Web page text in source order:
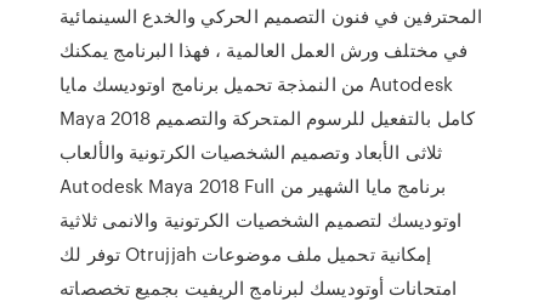
المحترفين في فنون التصميم الحركي والخدع السينمائية
في مختلف ورش العمل العالمية ، فهذا البرنامج يمكنك
من النمذجة تحميل برنامج اوتوديسك مايا Autodesk
Maya 2018 كامل بالتفعيل للرسوم المتحركة والتصميم
ثلاثى الأبعاد وتصميم الشخصيات الكرتونية والألعاب
Autodesk Maya 2018 Full برنامج مايا الشهير من
اوتوديسك لتصميم الشخصيات الكرتونية والانمى ثلاثية
توفر لك Otrujjah إمكانية تحميل ملف موضوعات
امتحانات أوتوديسك لبرنامج الريفيت بجميع تخصصاته